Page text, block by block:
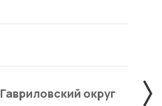
Гавриловский округ